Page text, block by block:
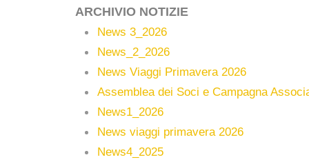
ARCHIVIO NOTIZIE
News 3_2026
News_2_2026
News Viaggi Primavera 2026
Assemblea dei Soci e Campagna
News1_2026
News viaggi primavera 2026
News4_2025